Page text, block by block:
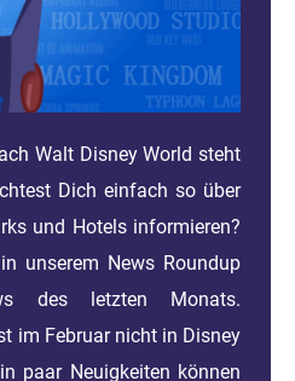
Walt Disney World steht
Dich einfach so über
und Hotels informieren?
unserem News Roundup
des letzten Monats.
im Februar nicht in Disney
paar Neuigkeiten können